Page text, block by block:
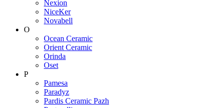
Nexion
NiceKer
Novabell
O
Ocean Ceramic
Orient Ceramic
Orinda
Oset
P
Pamesa
Paradyz
Pardis Ceramic Pazh